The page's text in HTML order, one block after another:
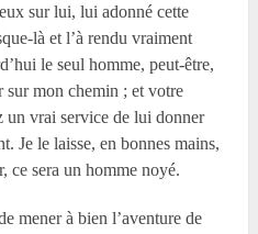
sur lui, lui adonné cette
là et l’à rendu vraiment
le seul homme, peut-être,
sur mon chemin ; et votre
un vrai service de lui donner
Je le laisse, en bonnes mains,
ce sera un homme noyé.
mener à bien l’aventure de